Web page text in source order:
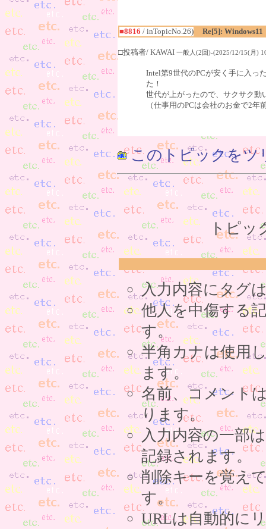
■8816 / inTopicNo.26) Re[5]: Windows11
□投稿者/ KAWAI 一般人(2回)-(2025/12/15(月)
Intel第9世代のPCが安く手に入っ
た！
世代が上がったので、サクサク動
（仕事用のPCは会社のお金で2
このトピックをツ
トピッ
入力内容にタグ
他人を中傷する
す。
半角カナは使用
ます。
名前、コメント
ります。
入力内容の一部
記録されます。
削除キーを覚え
す。
URLは自動的に